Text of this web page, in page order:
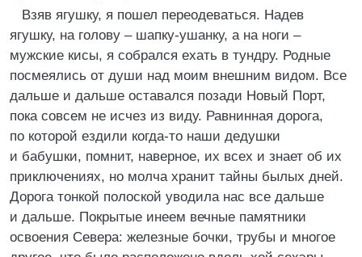
Взяв ягушку, я пошел переодеваться. Надев
ягушку, на голову – шапку-ушанку, а на ноги –
мужские кисы, я собрался ехать в тундру. Родные
посмеялись от души над моим внешним видом. Все
дальше и дальше оставался позади Новый Порт,
пока совсем не исчез из виду. Равнинная дорога,
по которой ездили когда-то наши дедушки
и бабушки, помнит, наверное, их всех и знает об их
приключениях, но молча хранит тайны былых дней.
Дорога тонкой полоской уводила нас все дальше
и дальше. Покрытые инеем вечные памятники
освоения Севера: железные бочки, трубы и многое